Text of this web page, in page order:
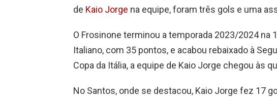
de Kaio Jorge na equipe, foram três gols e uma
O Frosinone terminou a temporada 2023/2024 na
Italiano, com 35 pontos, e acabou rebaixado à
Copa da Itália, a equipe de Kaio Jorge chegou às
No Santos, onde se destacou, Kaio Jorge fez 17